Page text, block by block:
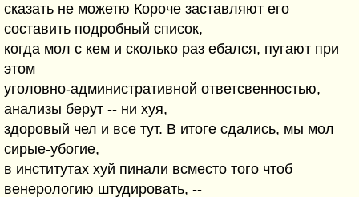
сказать не можетю Короче заставляют его
составить подробный список,
когда мол с кем и сколько раз ебался, пугают при
этом
уголовно-административной ответсвенностью,
анализы берут -- ни хуя,
здоровый чел и все тут. В итоге сдались, мы мол
сирые-убогие,
в институтах хуй пинали всместо того чтоб
венерологию штудировать, --